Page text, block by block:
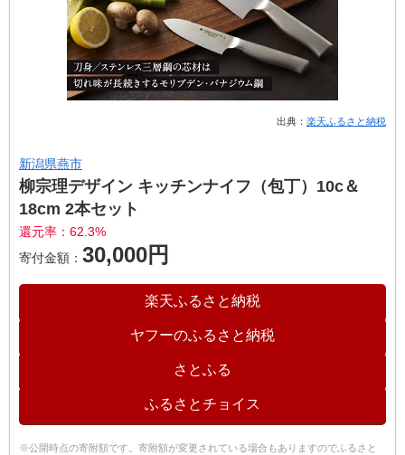
出典： 楽天ふるさと納税
新潟県燕市
柳宗理デザイン キッチンナイフ（包丁）10c＆
18cm 2本セット
還元率：62.3%
寄付金額： 30,000円
楽天ふるさと納税
ヤフーのふるさと納税
さとふる
ふるさとチョイス
※公開時点の寄附額です。寄附額が変更されている場合もありますのでふるさと